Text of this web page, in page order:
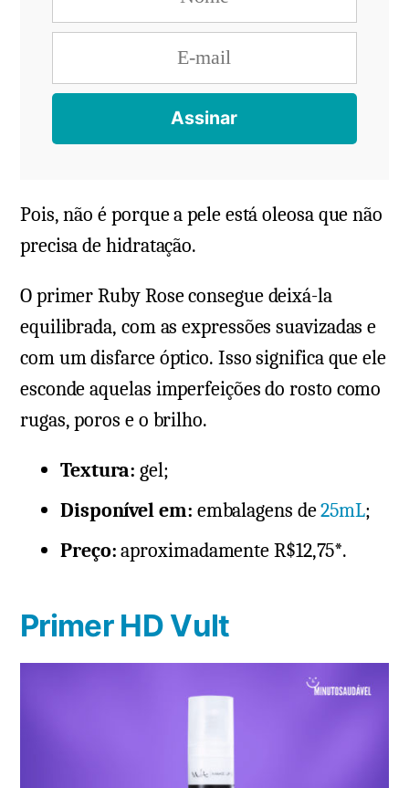
Pois, não é porque a pele está oleosa que não
precisa de hidratação.
O primer Ruby Rose consegue deixá-la
equilibrada, com as expressões suavizadas e
com um disfarce óptico. Isso significa que ele
esconde aquelas imperfeições do rosto como
rugas, poros e o brilho.
Textura:gel;
Disponível em: embalagens de25mL;
Preço:aproximadamente R$12,75*.
Primer HD Vult